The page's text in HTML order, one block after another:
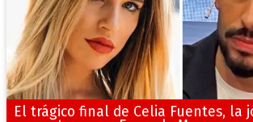
El trágico final de Celia Fuentes, la